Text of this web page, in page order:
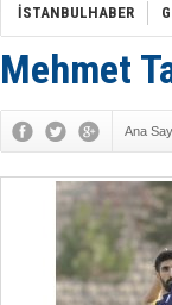
İSTANBULHABER
Mehmet
Ana